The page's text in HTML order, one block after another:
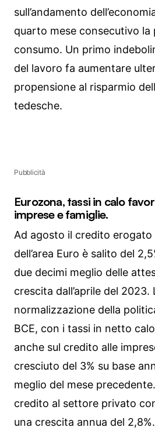
sull’andamento
quarto mese consecutivo la
consumo. Un primo
del lavoro fa aumentare
propensione al risparmio
tedesche.
Pubblicità
Eurozona, tassi in calo
imprese e famiglie.
Ad agosto il credito erogato
dell’area Euro è salito del
due decimi meglio delle
crescita dall’aprile del 2023.
normalizzazione della
BCE, con i tassi in netto
anche sul credito alle
cresciuto del 3% su base
meglio del mese
credito al settore privato
una crescita annua del 2,8%.